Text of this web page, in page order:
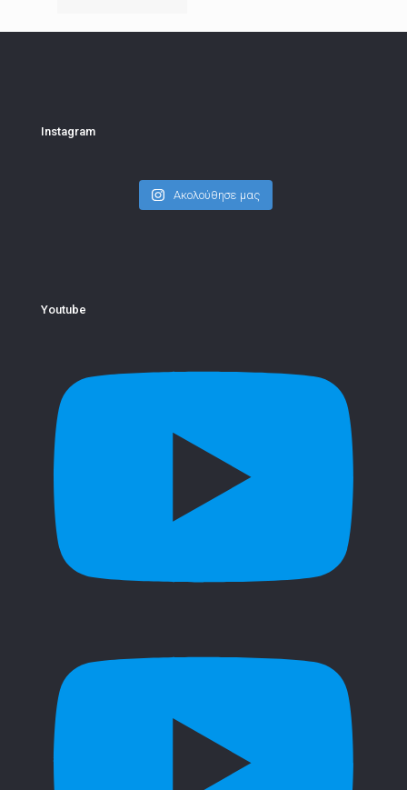
Instagram
Ακολούθησε μας
Youtube